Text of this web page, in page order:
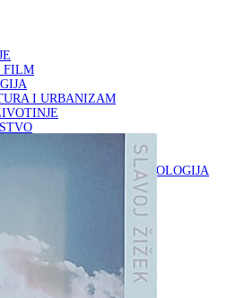
FILM
I URBANIZAM
SOCIOLOGIJA, ANTROPOLOGIJA
BILJE I ZDRAVLJE